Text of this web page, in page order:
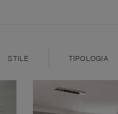
STILE TIPOLOGIA